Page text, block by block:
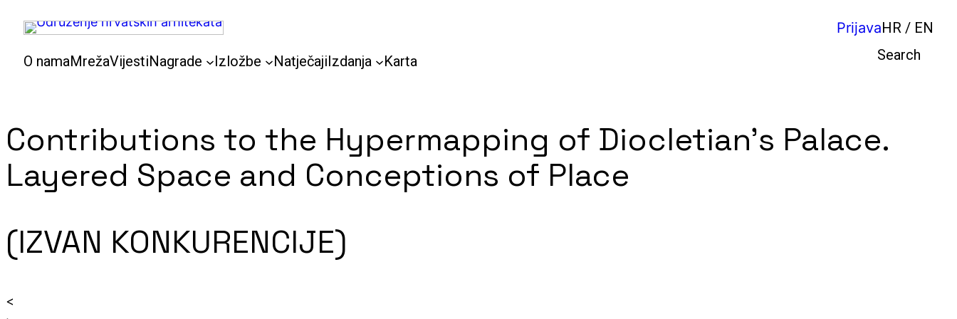
sadržaja
PrijavaHR / EN
O namaMrežaVijestiNagrade Izložbe NatječajiIzdanja Karta
Contributions to the Hypermapping of Diocletian’s Palace.
Layered Space and Conceptions of Place
(IZVAN KONKURENCIJE)
<